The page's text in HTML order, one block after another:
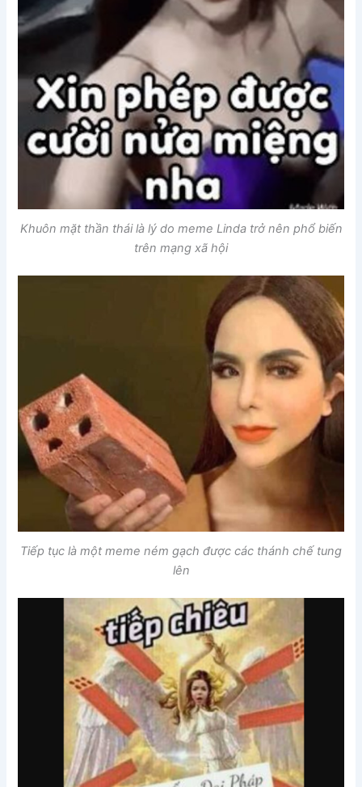
Khuôn mặt thần thái là lý do meme Linda trở nên phổ biến
trên mạng xã hội
Tiếp tục là một meme ném gạch được các thánh chế tung
lên